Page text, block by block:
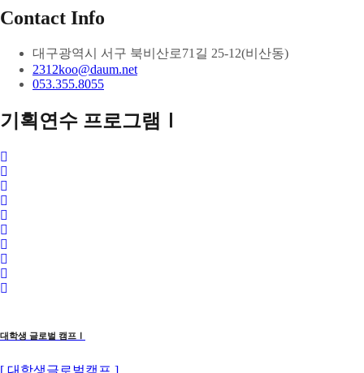
Contact Info
대구광역시 서구 북비산로71길 25-12(비산동)
2312koo@daum.net
053.355.8055
기획연수 프로그램Ⅰ
대학생 글로벌 캠프Ⅰ
[ 대학생글로벌캠프 ]